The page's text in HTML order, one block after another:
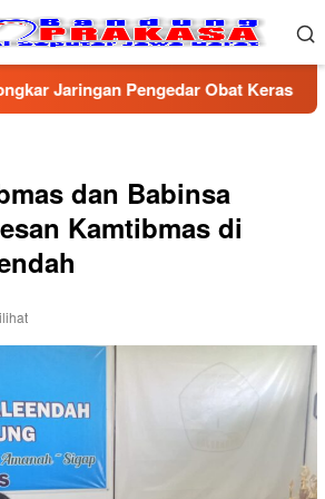
Pengedar Obat Keras Ilegal, Dua
dan Babinsa
Kamtibmas di